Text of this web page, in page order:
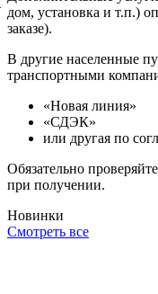
дом, установка и т.п.)
заказе).
В другие населенные
транспортными
«Новая линия»
«СДЭК»
или другая по
Обязательно
при получении.
Новинки
Смотреть все